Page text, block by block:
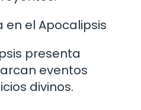
el Apocalipsis
presenta
eventos
divinos.